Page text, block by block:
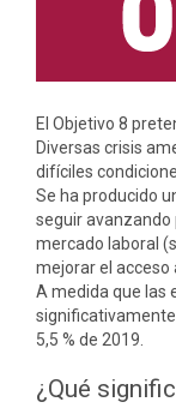
El Objetivo 8
Diversas crisis
difíciles
Se ha producido
seguir avanzando
mercado laboral
mejorar el acceso
A medida que las
significativamente
5,5 % de 2019.
¿Qué